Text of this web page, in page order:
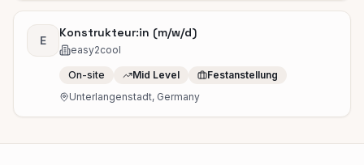
E
Konstrukteur:in (m/w/d)
easy2cool
On-site Mid Level
Festanstellung
Unterlangenstadt, Germany